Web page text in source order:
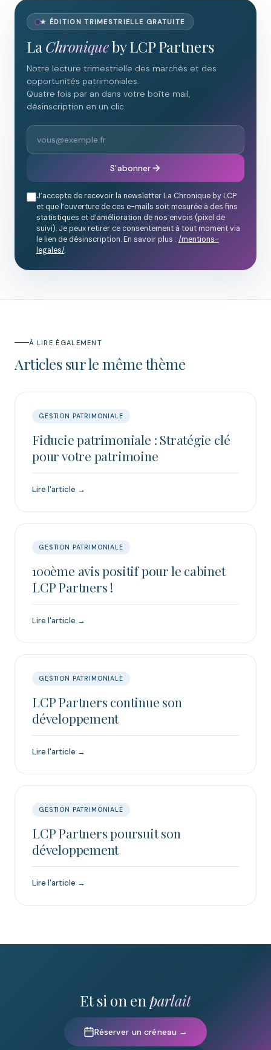
★ ÉDITION TRIMESTRIELLE GRATUITE
La Chroniqueby LCP Partners
Notre lecture trimestrielle des marchés et des
opportunités patrimoniales.
Quatre fois par an dans votre boîte mail,
désinscription en un clic.
S'abonner
J’accepte de recevoir la newsletter La Chronique by LCP
et que l’ouverture de ces e-mails soit mesurée à des fins
statistiques et d’amélioration de nos envois (pixel de
suivi). Je peux retirer ce consentement à tout moment via
le lien de désinscription. En savoir plus : /mentions-
legales/.
À LIRE ÉGALEMENT
Articles sur le même thème
GESTION PATRIMONIALE
Fiducie patrimoniale : Stratégie clé
pour votre patrimoine
Lire l'article →
GESTION PATRIMONIALE
100ème avis positif pour le cabinet
LCP Partners !
Lire l'article →
GESTION PATRIMONIALE
LCP Partners continue son
développement
Lire l'article →
GESTION PATRIMONIALE
LCP Partners poursuit son
développement
Lire l'article →
Et si on enparlait
Réserver un créneau →